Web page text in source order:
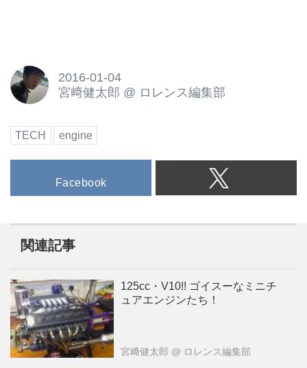
2016-01-04
宮﨑健太郎 @ ロレンス編集部
TECH engine
Facebook
関連記事
125cc・V10!! ゴイスーなミニチ
ュアエンジンたち！
宮﨑健太郎 @ ロレンス編集部